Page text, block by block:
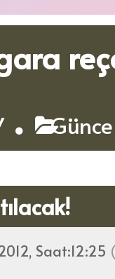
Saat:12:25